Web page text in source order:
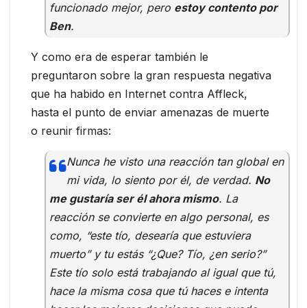
funcionado mejor, pero estoy contento por
Ben.
Y como era de esperar también le
preguntaron sobre la gran respuesta negativa
que ha habido en Internet contra Affleck,
hasta el punto de enviar amenazas de muerte
o reunir firmas:
Nunca he visto una reacción tan global en
mi vida, lo siento por él, de verdad. No
me gustaría ser él ahora mismo. La
reacción se convierte en algo personal, es
como, “este tío, desearía que estuviera
muerto” y tu estás “¿Que? Tío, ¿en serio?”
Este tío solo está trabajando al igual que tú,
hace la misma cosa que tú haces e intenta